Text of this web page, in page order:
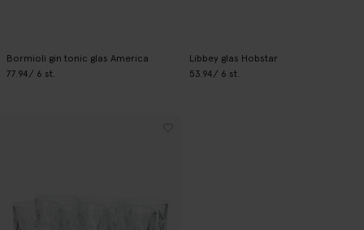
Bormioli gin tonic glas America
77.94/ 6 st.
Libbey glas Hobstar
53.94/ 6 st.